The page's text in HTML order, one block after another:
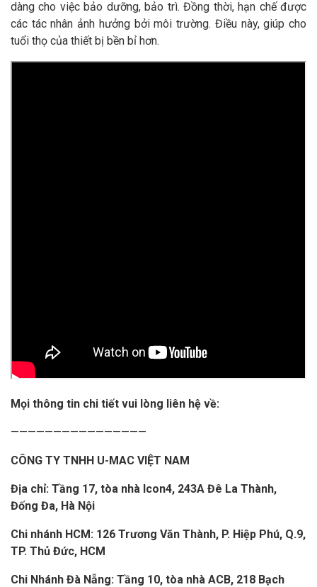
dàng cho việc bảo dưỡng, bảo trì. Đồng thời, hạn chế được
các tác nhân ảnh hưởng bởi môi trường. Điều này, giúp cho
tuổi thọ của thiết bị bền bỉ hơn.
Mọi thông tin chi tiết vui lòng liên hệ về:
————————————————
CÔNG TY TNHH U-MAC VIỆT NAM
Địa chỉ: Tầng 17, tòa nhà Icon4, 243A Đê La Thành,
Đống Đa, Hà Nội
Chi nhánh HCM: 126 Trương Văn Thành, P. Hiệp Phú, Q.9,
TP. Thủ Đức, HCM
Chi Nhánh Đà Nẵng: Tầng 10, tòa nhà ACB, 218 Bạch